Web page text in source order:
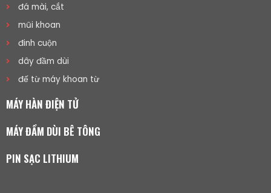
đá mài, cắt
mũi khoan
đinh cuộn
dây đầm dùi
đế từ máy khoan từ
MÁY HÀN ĐIỆN TỬ
MÁY ĐẦM DÙI BÊ TÔNG
PIN SẠC LITHIUM